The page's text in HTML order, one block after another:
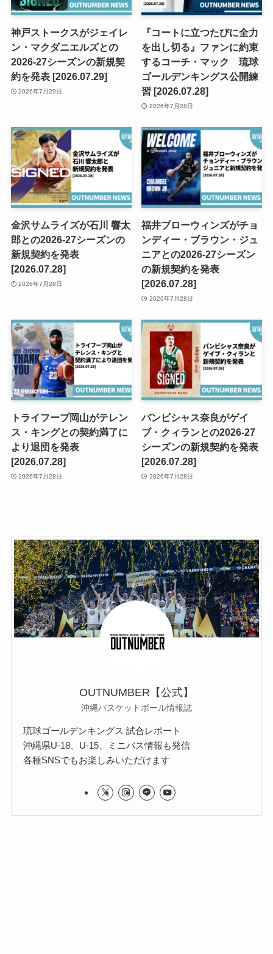
神戸ストークスがジェイレ
ン・マクダニエルズとの
2026-27シーズンの新規契
約を発表 [2026.07.29]
2026年7月29日
『コートに立つたびに全力
を出し切る』ファンに約束
するコーチ・マック 琉球
ゴールデンキングス公開練
習 [2026.07.28]
2026年7月28日
金沢サムライズが石川 響太
郎との2026-27シーズンの
新規契約を発表
[2026.07.28]
2026年7月28日
福井ブローウィンズがチョ
ンディー・ブラウン・ジュ
ニアとの2026-27シーズン
の新規契約を発表
[2026.07.28]
2026年7月28日
トライフープ岡山がテレン
ス・キングとの契約満了に
より退団を発表
[2026.07.28]
2026年7月28日
バンビシャス奈良がゲイ
ブ・クィランとの2026-27
シーズンの新規契約を発表
[2026.07.28]
2026年7月28日
OUTNUMBER【公式】
沖縄バスケットボール情報誌
琉球ゴールデンキングス 試合レポート
沖縄県U-18、U-15、ミニバス情報も発信
各種SNSでもお楽しみいただけます